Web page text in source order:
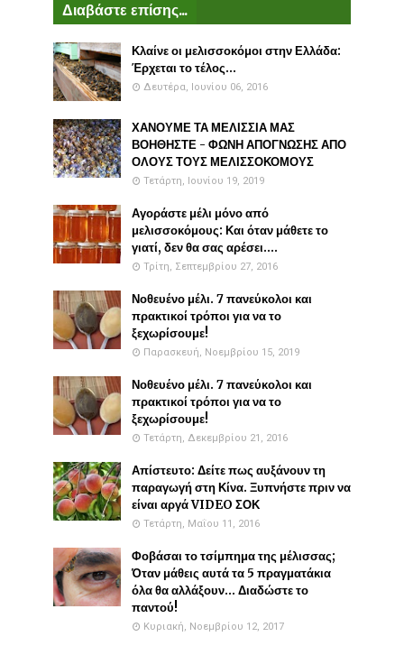
Διαβάστε επίσης...
Κλαίνε οι μελισσοκόμοι στην Ελλάδα:
Έρχεται το τέλος...
Δευτέρα, Ιουνίου 06, 2016
ΧΑΝΟΥΜΕ ΤΑ ΜΕΛΙΣΣΙΑ ΜΑΣ
ΒΟΗΘΗΣΤΕ - ΦΩΝΗ ΑΠΟΓΝΩΣΗΣ ΑΠΟ
ΟΛΟΥΣ ΤΟΥΣ ΜΕΛΙΣΣΟΚΟΜΟΥΣ
Τετάρτη, Ιουνίου 19, 2019
Αγοράστε μέλι μόνο από
μελισσοκόμους: Και όταν μάθετε το
γιατί, δεν θα σας αρέσει....
Τρίτη, Σεπτεμβρίου 27, 2016
Νοθευένο μέλι. 7 πανεύκολοι και
πρακτικοί τρόποι για να το
ξεχωρίσουμε!
Παρασκευή, Νοεμβρίου 15, 2019
Νοθευένο μέλι. 7 πανεύκολοι και
πρακτικοί τρόποι για να το
ξεχωρίσουμε!
Τετάρτη, Δεκεμβρίου 21, 2016
Απίστευτο: Δείτε πως αυξάνουν τη
παραγωγή στη Κίνα. Ξυπνήστε πριν να
είναι αργά VIDEO ΣΟΚ
Τετάρτη, Μαΐου 11, 2016
Φοβάσαι το τσίμπημα της μέλισσας;
Όταν μάθεις αυτά τα 5 πραγματάκια
όλα θα αλλάξουν... Διαδώστε το
παντού!
Κυριακή, Νοεμβρίου 12, 2017